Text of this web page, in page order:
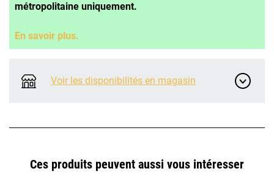
métropolitaine uniquement.
En savoir plus.
Voir les disponibilités en magasin
Ces produits peuvent aussi vous intéresser